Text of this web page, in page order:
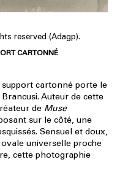
reserved (Adagp).
CARTONNÉ
cartonné porte le
Auteur de cette
de Muse
sur le côté, une
Sensuel et doux,
universelle proche
cette photographie